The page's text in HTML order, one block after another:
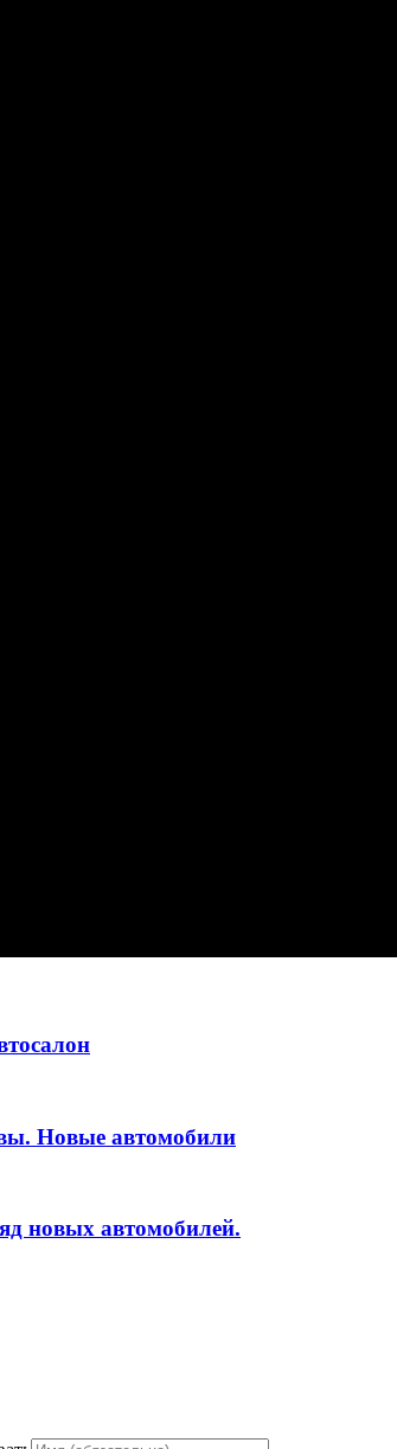
Новые автомобили
новых автомобилей.